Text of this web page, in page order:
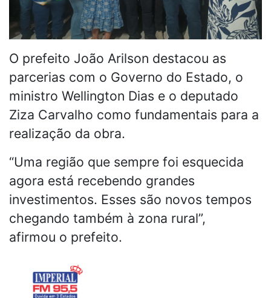
O prefeito João Arilson destacou as
parcerias com o Governo do Estado, o
ministro Wellington Dias e o deputado
Ziza Carvalho como fundamentais para a
realização da obra.
“Uma região que sempre foi esquecida
agora está recebendo grandes
investimentos. Esses são novos tempos
chegando também à zona rural”,
afirmou o prefeito.